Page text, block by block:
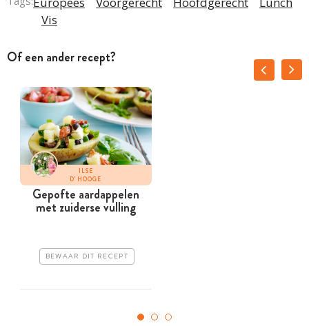
Vis
Of een ander recept?
ILSE
D'HOOGE
Gepofte aardappelen
met zuiderse vulling
BEWAAR DIT RECEPT